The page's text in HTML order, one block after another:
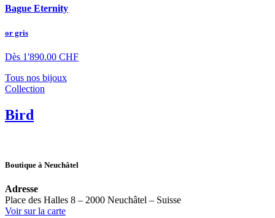
Bague Eternity
or gris
Dès 1'890.00 CHF
Tous nos bijoux
Collection
Bird
Boutique à Neuchâtel
Adresse
Place des Halles 8 – 2000 Neuchâtel – Suisse
Voir sur la carte